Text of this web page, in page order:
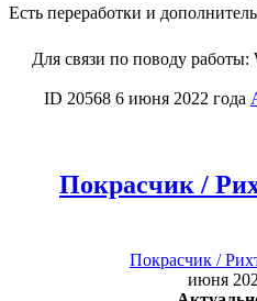
Для связи по поводу
ID 20568 6 июня 2022 года
Покрасчик /